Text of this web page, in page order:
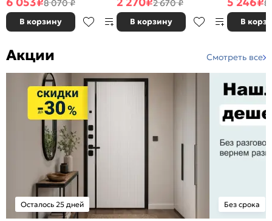
без кромки, скиновая
8 070 ₽
В корзину
2 670 ₽
В корзину
без кромки,
8
В
Акции Смотреть все
Осталось 25 дней Без срока